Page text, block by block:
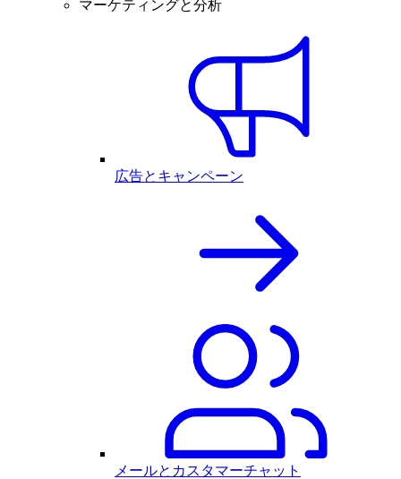
マーケティングと分析
広告とキャンペーン
メールとカスタマーチャット